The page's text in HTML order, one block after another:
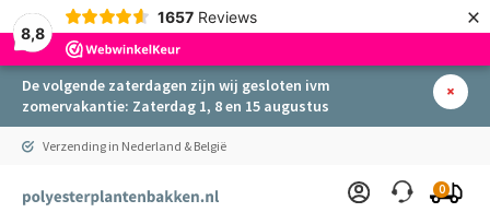
8,8
1657 Reviews ×
De volgende zaterdagen zijn wij gesloten ivm
zomervakantie: Zaterdag 1, 8 en 15 augustus
Verzending in Nederland & België
0